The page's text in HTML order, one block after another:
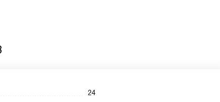
24